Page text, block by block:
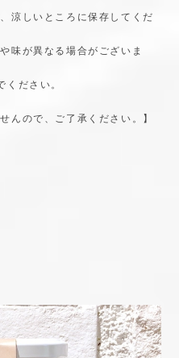
涼しいところに保存してくだ
味が異なる場合がございま
ください。
んので、ご了承ください。】